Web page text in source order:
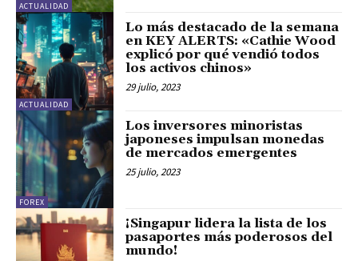
ACTUALIDAD
ACTUALIDAD
Lo más destacado de la semana
en KEY ALERTS: «Cathie Wood
explicó por qué vendió todos
los activos chinos»
29 julio, 2023
FOREX
Los inversores minoristas
japoneses impulsan monedas
de mercados emergentes
25 julio, 2023
¡Singapur lidera la lista de los
pasaportes más poderosos del
mundo!